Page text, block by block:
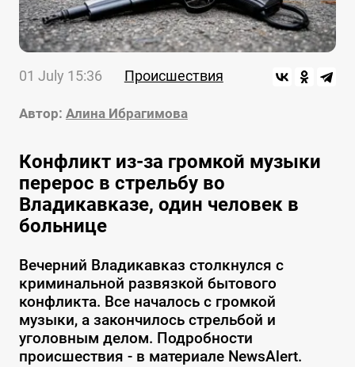
01 July 15:36 Происшествия
Автор: Алина Ибрагимова
Конфликт из-за громкой музыки
перерос в стрельбу во
Владикавказе, один человек в
больнице
Вечерний Владикавказ столкнулся с
криминальной развязкой бытового
конфликта. Все началось с громкой
музыки, а закончилось стрельбой и
уголовным делом. Подробности
происшествия - в материале NewsAlert.